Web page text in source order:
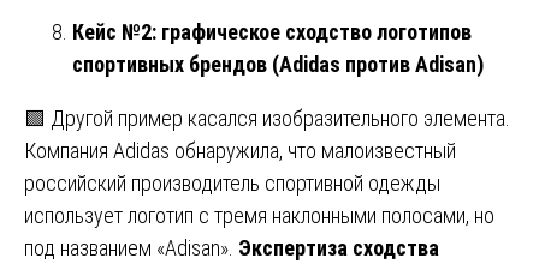
Кейс №2: графическое сходство логотипов
спортивных брендов (Adidas против Adisan)
🟩 Другой пример касался изобразительного элемента.
Компания Adidas обнаружила, что малоизвестный
российский производитель спортивной одежды
использует логотип с тремя наклонными полосами, но
под названием «Adisan». Экспертиза сходства